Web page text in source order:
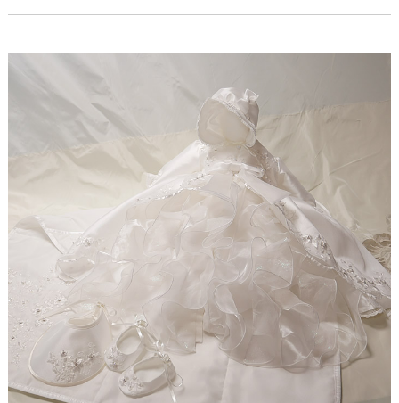
【ドレスリメイク】ストライプスカートのベビード
【ドレスリメイク】フラワーモチーフのポーチ＆ク
ッションカバー
【ドレスリメイク】ふわふわオーバースカートのツ
ーウェイベビードレス
【ドレスリメイク】ベビードレス＆お宮参りケープ
【ドレスリメイク】ママとお揃いリボンのベビード
レス
【ドレス＆ベールリメイク】ラブリーリボンのベビ